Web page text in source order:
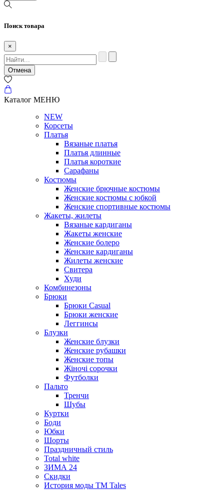
Поиск товара
×
Отмена
Каталог МЕНЮ
NEW
Корсеты
Платья
Вязаные платья
Платья длинные
Платья короткие
Сарафаны
Костюмы
Женские брючные костюмы
Женские костюмы с юбкой
Женские спортивные костюмы
Жакеты, жилеты
Вязаные кардиганы
Жакеты женские
Женские болеро
Женские кардиганы
Жилеты женские
Свитера
Худи
Комбинезоны
Брюки
Брюки Casual
Брюки женские
Леггинсы
Блузки
Женские блузки
Женские рубашки
Женские топы
Жіночі сорочки
Футболки
Пальто
Тренчи
Шубы
Куртки
Боди
Юбки
Шорты
Праздничный стиль
Total white
ЗИМА 24
Скидки
История моды ТМ Tales